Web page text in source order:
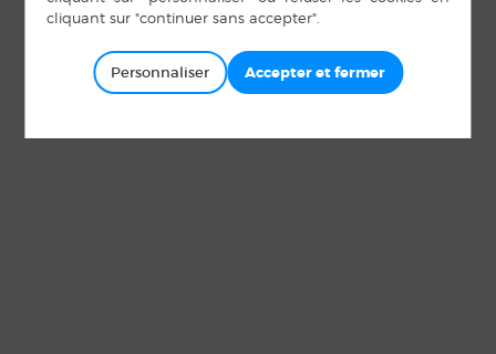
Personnaliser